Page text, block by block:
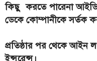
কিছু করতে পারেনা
ডেকে কোম্পানীকে সর্তক
প্রতিষ্ঠার পর থেকে আইন
ইন্সুরেন্স।